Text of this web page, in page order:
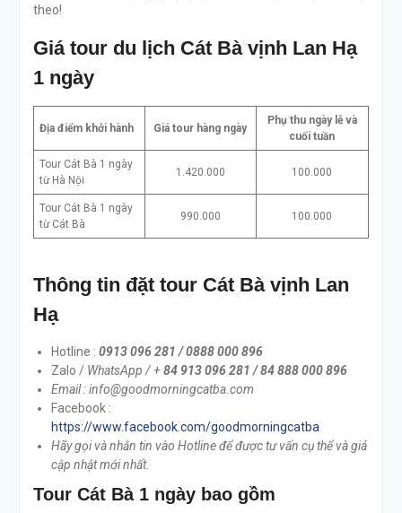
theo!
Giá tour du lịch Cát Bà vịnh Lan Hạ
1 ngày
Địa điểm khởi hành Giá tour hàng ngày
Phụ thu ngày lễ và
cuối tuần
Tour Cát Bà 1 ngày
từ Hà Nội
1.420.000 100.000
Tour Cát Bà 1 ngày
từ Cát Bà
990.000 100.000
Thông tin đặt tour Cát Bà vịnh Lan
Hạ
Hotline : 0913 096 281 / 0888 000 896
Zalo / WhatsApp / +84 913 096 281 / 84 888 000 896
Email : info@goodmorningcatba.com
Facebook :
https://www.facebook.com/goodmorningcatba
Hãy gọi và nhắn tin vào Hotline để được tư vấn cụ thể và giá
cập nhật mới nhất.
Tour Cát Bà 1 ngày bao gồm